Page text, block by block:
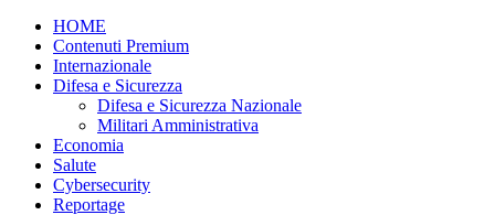
HOME
Contenuti Premium
Internazionale
Difesa e Sicurezza
Difesa e Sicurezza Nazionale
Militari Amministrativa
Economia
Salute
Cybersecurity
Reportage